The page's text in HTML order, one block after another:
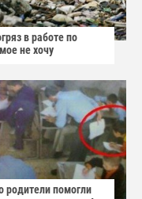
в работе по
не хочу
родители помогли